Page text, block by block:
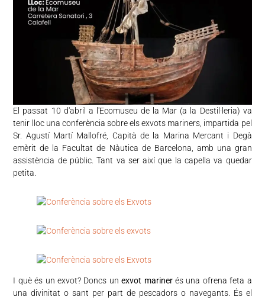
El passat 10 d'abril a l'Ecomuseu de la Mar (a la Destil·leria) va
tenir lloc una conferència sobre els exvots mariners, impartida pel
Sr. Agustí Martí Mallofré, Capità de la Marina Mercant i Degà
emèrit de la Facultat de Nàutica de Barcelona, amb una gran
assistència de públic. Tant va ser així que la capella va quedar
petita.
I què és un exvot? Doncs unexvot marinerés una ofrena feta a
una divinitat o sant per part de pescadors o navegants. És el